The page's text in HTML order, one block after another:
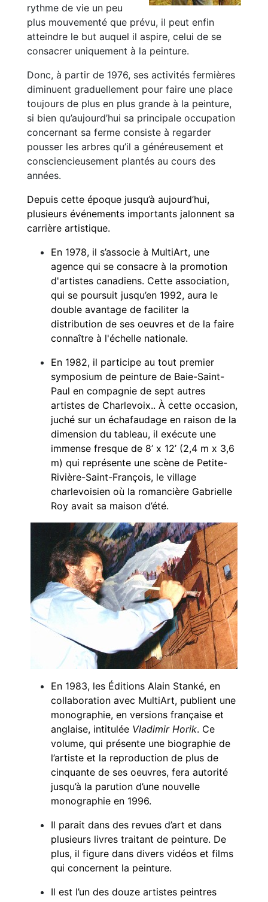
rythme de vie un peu
plus mouvementé que prévu, il peut enfin
atteindre le but auquel il aspire, celui de se
consacrer uniquement à la peinture.
Donc, à partir de 1976, ses activités fermières
diminuent graduellement pour faire une place
toujours de plus en plus grande à la peinture,
si bien qu’aujourd’hui sa principale occupation
concernant sa ferme consiste à regarder
pousser les arbres qu’il a généreusement et
consciencieusement plantés au cours des
années.
Depuis cette époque jusqu’à aujourd’hui,
plusieurs événements importants jalonnent sa
carrière artistique.
En 1978, il s’associe à MultiArt, une
agence qui se consacre à la promotion
d'artistes canadiens. Cette association,
qui se poursuit jusqu’en 1992, aura le
double avantage de faciliter la
distribution de ses oeuvres et de la faire
connaître à l'échelle nationale.
En 1982, il participe au tout premier
symposium de peinture de Baie-Saint-
Paul en compagnie de sept autres
artistes de Charlevoix.. À cette occasion,
juché sur un échafaudage en raison de la
dimension du tableau, il exécute une
immense fresque de 8’ x 12’ (2,4 m x 3,6
m) qui représente une scène de Petite-
Rivière-Saint-François, le village
charlevoisien où la romancière Gabrielle
Roy avait sa maison d’été.
En 1983, les Éditions Alain Stanké, en
collaboration avec MultiArt, publient une
monographie, en versions française et
anglaise, intitulée Vladimir Horik. Ce
volume, qui présente une biographie de
l’artiste et la reproduction de plus de
cinquante de ses oeuvres, fera autorité
jusqu’à la parution d’une nouvelle
monographie en 1996.
Il parait dans des revues d’art et dans
plusieurs livres traitant de peinture. De
plus, il figure dans divers vidéos et films
qui concernent la peinture.
Il est l’un des douze artistes peintres